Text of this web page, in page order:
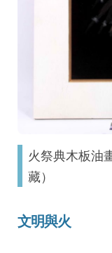
火祭典木板油
藏）
文明與火